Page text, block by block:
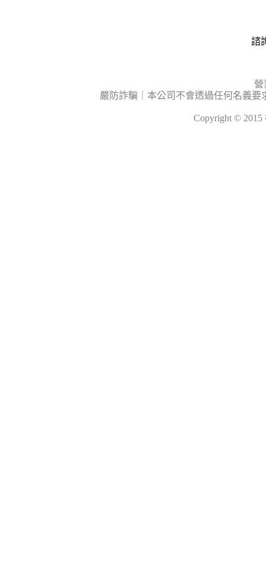
諮
營
嚴防詐騙｜本公司不會透過任何名義
Copyright ©